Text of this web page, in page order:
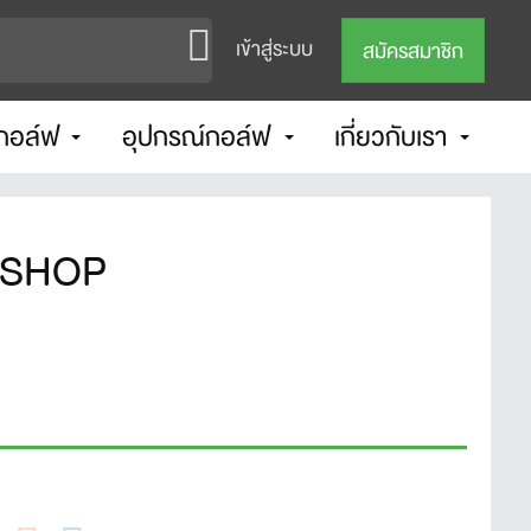
เข้าสู่ระบบ สมัครสมาชิก
อล์ฟ อุปกรณ์กอล์ฟ เกี่ยวกับเรา